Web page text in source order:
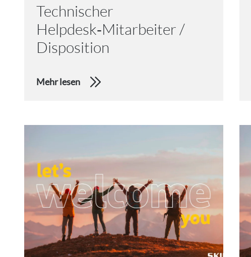
Technischer
Helpdesk‑Mitarbeiter /
Disposition
Mehr lesen